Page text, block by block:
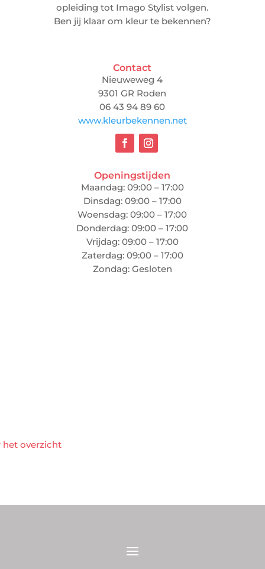
opleiding tot Imago Stylist volgen.
Ben jij klaar om kleur te bekennen?
Contact
Nieuweweg 4
9301 GR Roden
06 43 94 89 60
www.kleurbekennen.net
Openingstijden
Maandag: 09:00 – 17:00
Dinsdag: 09:00 – 17:00
Woensdag: 09:00 – 17:00
Donderdag: 09:00 – 17:00
Vrijdag: 09:00 – 17:00
Zaterdag: 09:00 – 17:00
Zondag: Gesloten
het overzicht